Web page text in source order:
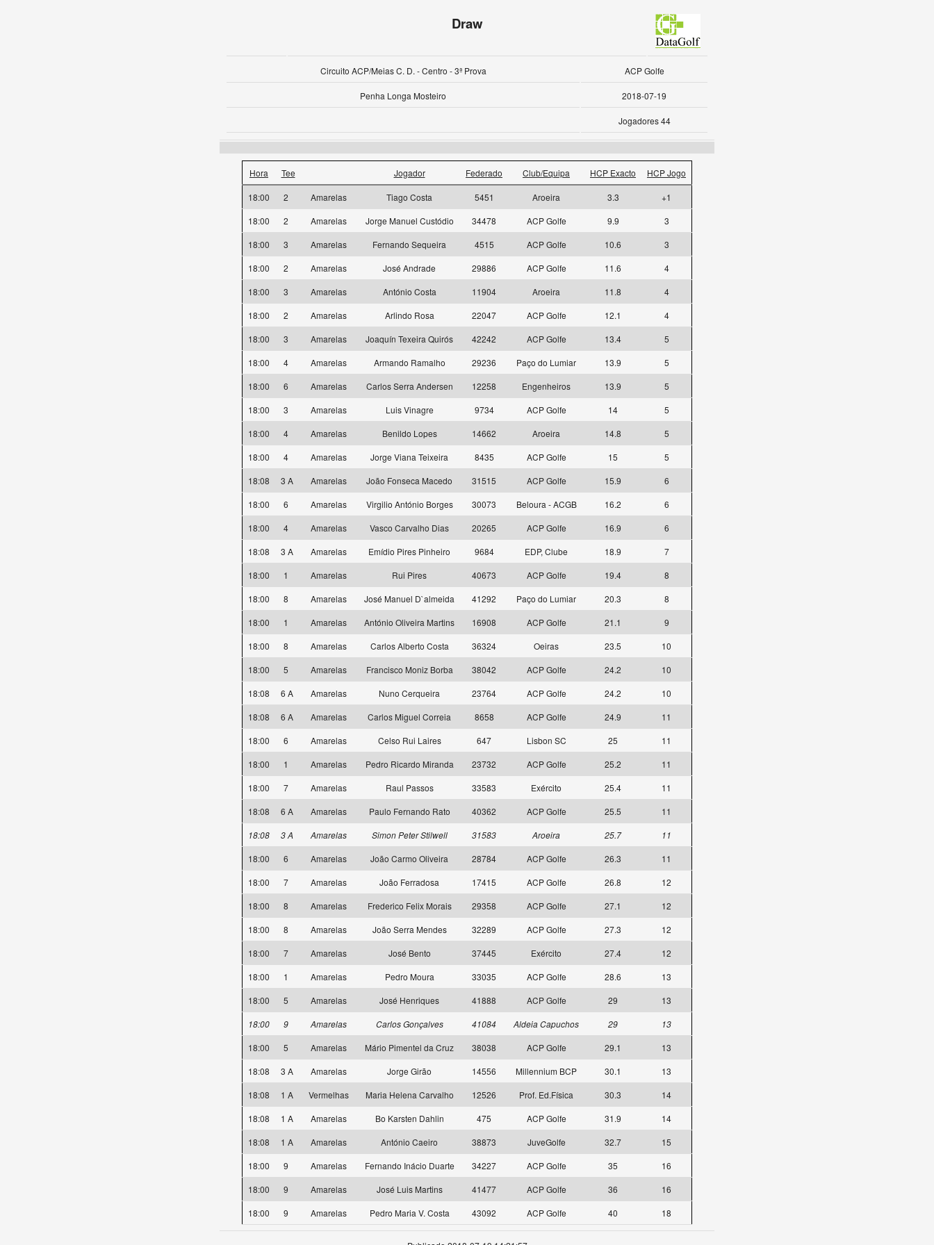
Draw
Circuito ACP/Meias C. D. - Centro - 3ª Prova ACP Golfe
Penha Longa Mosteiro 2018-07-19
Jogadores 44
Hora Tee Jogador Federado Club/Equipa HCP Exacto HCP Jogo
18:00 2 Amarelas Tiago Costa 5451 Aroeira 3.3
+1
18:00
2 Amarelas Jorge Manuel Custódio 34478 ACP Golfe 9.9
3
18:00
3 Amarelas Fernando Sequeira 4515 ACP Golfe 10.6
3
18:00
2 Amarelas José Andrade 29886 ACP Golfe 11.6
4
18:00
3 Amarelas António Costa 11904 Aroeira 11.8
4
18:00
2 Amarelas Arlindo Rosa 22047 ACP Golfe 12.1
4
18:00
3 Amarelas Joaquín Texeira Quirós 42242 ACP Golfe 13.4
5
18:00
4 Amarelas Armando Ramalho 29236 Paço do Lumiar 13.9
5
18:00
6 Amarelas Carlos Serra Andersen 12258 Engenheiros 13.9
5
18:00
3 Amarelas Luis Vinagre 9734 ACP Golfe 14
5
18:00
4 Amarelas Benildo Lopes 14662 Aroeira 14.8
5
18:00
4 Amarelas Jorge Viana Teixeira 8435 ACP Golfe 15
5
18:08
3 A Amarelas João Fonseca Macedo 31515 ACP Golfe 15.9
6
18:00
6 Amarelas Virgilio António Borges 30073 Beloura - ACGB 16.2
6
18:00
4 Amarelas Vasco Carvalho Dias 20265 ACP Golfe 16.9
6
18:08
3 A Amarelas Emídio Pires Pinheiro 9684 EDP, Clube 18.9
7
18:00
1 Amarelas Rui Pires 40673 ACP Golfe 19.4
8
18:00
8 Amarelas José Manuel D`almeida 41292 Paço do Lumiar 20.3
8
18:00
1 Amarelas António Oliveira Martins 16908 ACP Golfe 21.1
9
18:00
8 Amarelas Carlos Alberto Costa 36324 Oeiras 23.5
10
18:00
5 Amarelas Francisco Moniz Borba 38042 ACP Golfe 24.2
10
18:08
6 A Amarelas Nuno Cerqueira 23764 ACP Golfe 24.2
10
18:08
6 A Amarelas Carlos Miguel Correia 8658 ACP Golfe 24.9
11
18:00
6 Amarelas Celso Rui Laires 647 Lisbon SC 25
11
18:00
1 Amarelas Pedro Ricardo Miranda 23732 ACP Golfe 25.2
11
18:00
7 Amarelas Raul Passos 33583 Exército 25.4
11
18:08
6 A Amarelas Paulo Fernando Rato 40362 ACP Golfe 25.5
11
18:08
3 A Amarelas Simon Peter Stilwell 31583 Aroeira 25.7
11
18:00
6 Amarelas João Carmo Oliveira 28784 ACP Golfe 26.3
11
18:00
7 Amarelas João Ferradosa 17415 ACP Golfe 26.8
12
18:00
8 Amarelas Frederico Felix Morais 29358 ACP Golfe 27.1
12
18:00
8 Amarelas João Serra Mendes 32289 ACP Golfe 27.3
12
18:00
7 Amarelas José Bento 37445 Exército 27.4
12
18:00
1 Amarelas Pedro Moura 33035 ACP Golfe 28.6
13
18:00
5 Amarelas José Henriques 41888 ACP Golfe 29
13
18:00
9 Amarelas Carlos Gonçalves 41084 Aldeia Capuchos 29
13
18:00
5 Amarelas Mário Pimentel da Cruz 38038 ACP Golfe 29.1
13
18:08
3 A Amarelas Jorge Girão 14556 Millennium BCP 30.1
13
18:08
1 A Vermelhas Maria Helena Carvalho 12526 Prof. Ed.Física 30.3
14
18:08
1 A Amarelas Bo Karsten Dahlin 475 ACP Golfe 31.9
14
18:08
1 A Amarelas António Caeiro 38873 JuveGolfe 32.7
15
18:00
9 Amarelas Fernando Inácio Duarte 34227 ACP Golfe 35
16
18:00
9 Amarelas José Luis Martins 41477 ACP Golfe 36
16
18:00
9 Amarelas Pedro Maria V. Costa 43092 ACP Golfe 40 18